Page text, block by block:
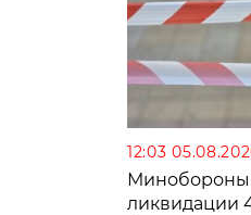
12:03
ликвидации